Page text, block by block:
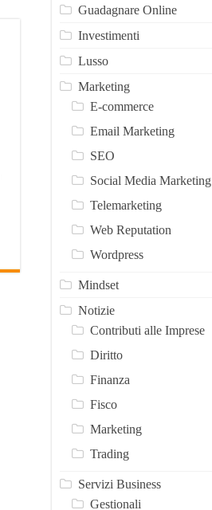
Guadagnare Online
Investimenti
Lusso
Marketing
E-commerce
Email Marketing
SEO
Social Media Marketing
Telemarketing
Web Reputation
Wordpress
Mindset
Notizie
Contributi alle Imprese
Diritto
Finanza
Fisco
Marketing
Trading
Servizi Business
Gestionali